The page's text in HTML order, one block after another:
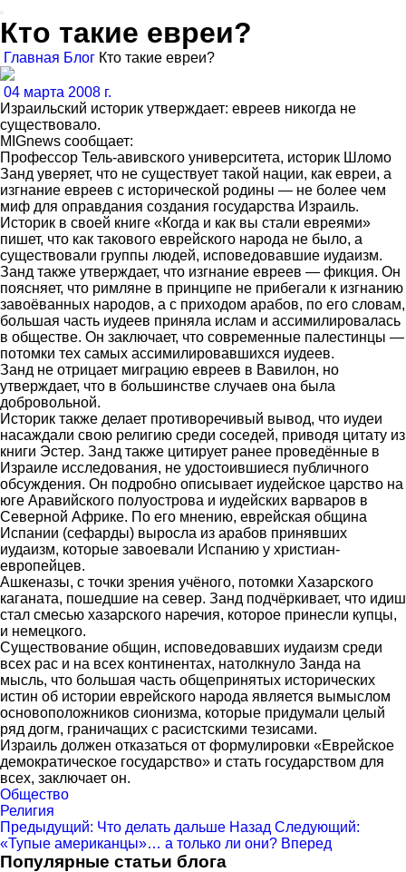
Кто такие евреи?
Главная Блог Кто такие евреи?
04 марта 2008 г.
Израильский историк утверждает: евреев никогда не
существовало.
MIGnews сообщает:
Профессор Тель-авивского университета, историк Шломо
Занд уверяет, что не существует такой нации, как евреи, а
изгнание евреев с исторической родины — не более чем
миф для оправдания создания государства Израиль.
Историк в своей книге «Когда и как вы стали евреями»
пишет, что как такового еврейского народа не было, а
существовали группы людей, исповедовавшие иудаизм.
Занд также утверждает, что изгнание евреев — фикция. Он
поясняет, что римляне в принципе не прибегали к изгнанию
завоёванных народов, а с приходом арабов, по его словам,
большая часть иудеев приняла ислам и ассимилировалась
в обществе. Он заключает, что современные палестинцы —
потомки тех самых ассимилировавшихся иудеев.
Занд не отрицает миграцию евреев в Вавилон, но
утверждает, что в большинстве случаев она была
добровольной.
Историк также делает противоречивый вывод, что иудеи
насаждали свою религию среди соседей, приводя цитату из
книги Эстер. Занд также цитирует ранее проведённые в
Израиле исследования, не удостоившиеся публичного
обсуждения. Он подробно описывает иудейское царство на
юге Аравийского полуострова и иудейских варваров в
Северной Африке. По его мнению, еврейская община
Испании (сефарды) выросла из арабов принявших
иудаизм, которые завоевали Испанию у христиан-
европейцев.
Ашкеназы, с точки зрения учёного, потомки Хазарского
каганата, пошедшие на север. Занд подчёркивает, что идиш
стал смесью хазарского наречия, которое принесли купцы,
и немецкого.
Существование общин, исповедовавших иудаизм среди
всех рас и на всех континентах, натолкнуло Занда на
мысль, что большая часть общепринятых исторических
истин об истории еврейского народа является вымыслом
основоположников сионизма, которые придумали целый
ряд догм, граничащих с расистскими тезисами.
Израиль должен отказаться от формулировки «Еврейское
демократическое государство» и стать государством для
всех, заключает он.
Общество
Религия
Предыдущий: Что делать дальше Назад Следующий:
«Тупые американцы»… а только ли они? Вперед
Популярные статьи блога